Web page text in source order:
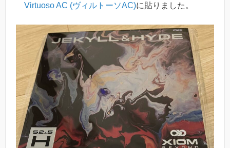
Virtuoso AC (ヴィルトーソAC)に貼りました。